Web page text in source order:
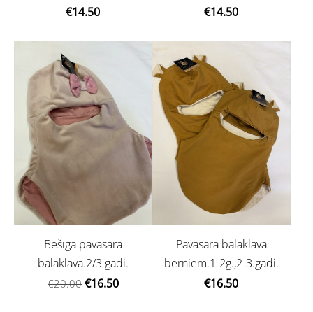
€14.50
€14.50
Bēšīga pavasara
balaklava.2/3 gadi.
€20.00 €16.50
Pavasara balaklava
bērniem.1-2g.,2-3.gadi.
€16.50